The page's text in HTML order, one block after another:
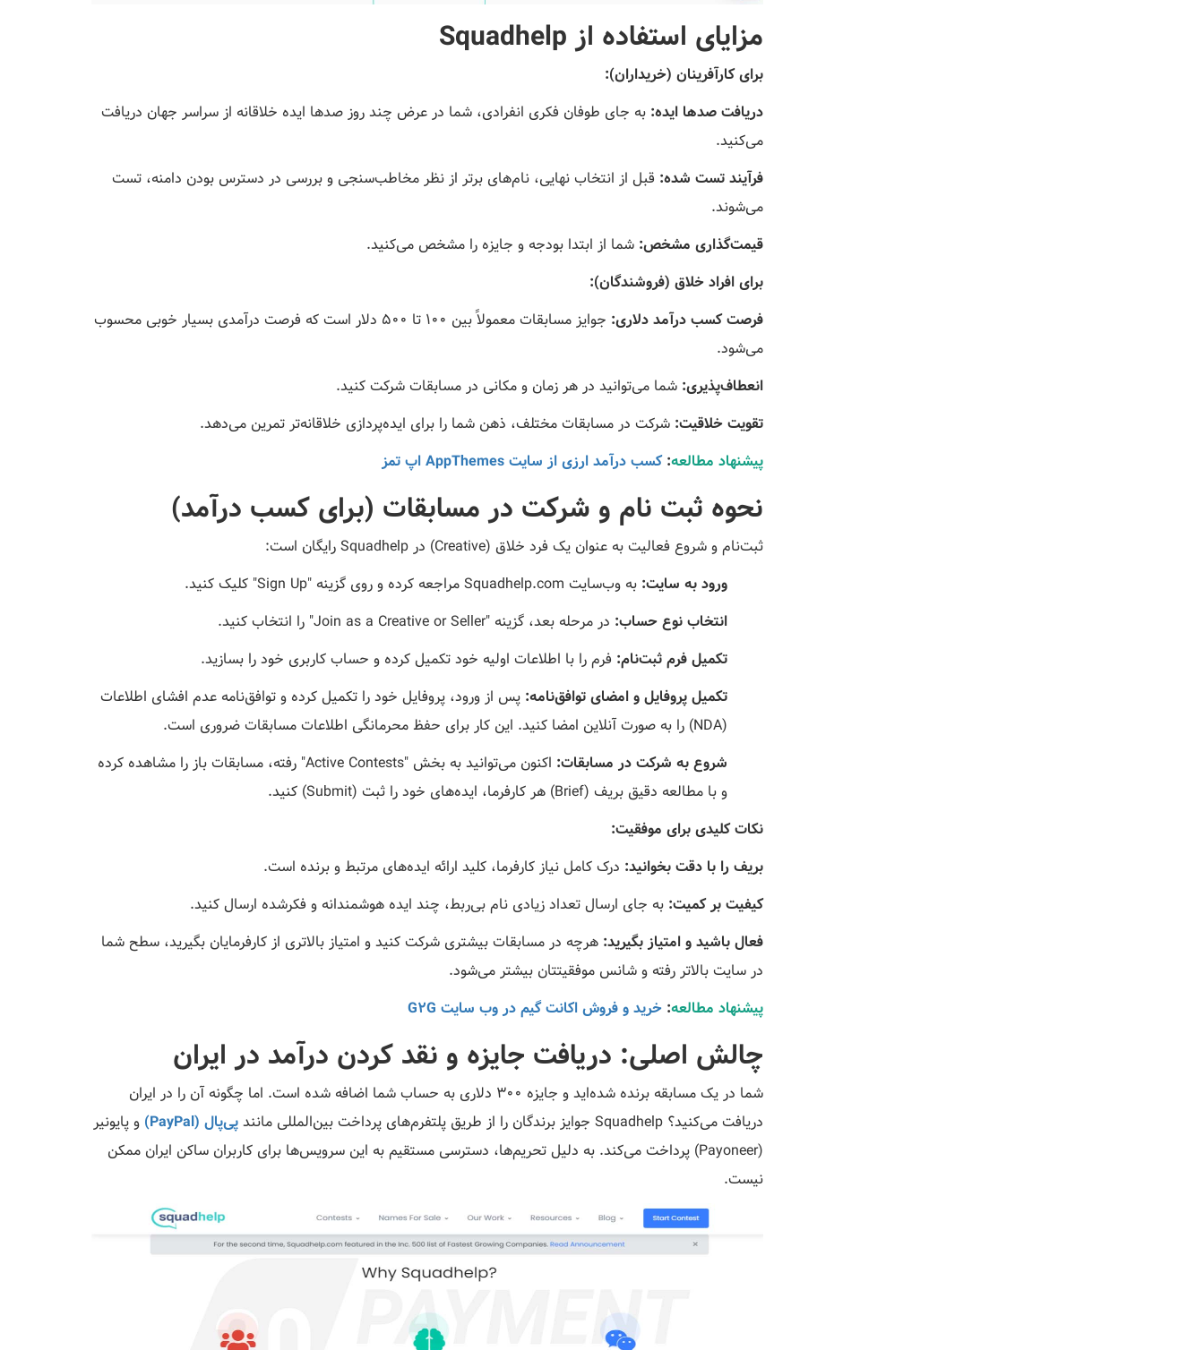
مزایای استفاده از Squadhelp
برای کارآفرینان (خریداران):
دریافت صدها ایده: به جای طوفان فکری انفرادی، شما در عرض چند روز صدها ایده خلاقانه از سراسر جهان دریافت
می‌کنید.
فرآیند تست شده: قبل از انتخاب نهایی، نام‌های برتر از نظر مخاطب‌سنجی و بررسی در دسترس بودن دامنه، تست
می‌شوند.
قیمت‌گذاری مشخص: شما از ابتدا بودجه و جایزه را مشخص می‌کنید.
برای افراد خلاق (فروشندگان):
فرصت کسب درآمد دلاری:
جوایز مسابقات معمولاً بین ۱۰۰ تا ۵۰۰ دلار است که فرصت درآمدی بسیار خوبی محسوب
می‌شود.
انعطاف‌پذیری: شما می‌توانید در هر زمان و مکانی در مسابقات شرکت کنید.
تقویت خلاقیت: شرکت در مسابقات مختلف، ذهن شما را برای ایده‌پردازی خلاقانه‌تر تمرین می‌دهد.
پیشنهاد مطالعه:کسب درآمد ارزی از سایت AppThemes اپ تمز
نحوه ثبت نام و شرکت در مسابقات (برای کسب درآمد)
ثبت‌نام و شروع فعالیت به عنوان یک فرد خلاق (Creative) در Squadhelp رایگان است:
ورود به سایت: به وب‌سایت Squadhelp.com مراجعه کرده و روی گزینه "Sign Up" کلیک کنید.
انتخاب نوع حساب: در مرحله بعد، گزینه "Join as a Creative or Seller" را انتخاب کنید.
تکمیل فرم ثبت‌نام: فرم را با اطلاعات اولیه خود تکمیل کرده و حساب کاربری خود را بسازید.
تکمیل پروفایل و امضای توافق‌نامه: پس از ورود، پروفایل خود را تکمیل کرده و توافق‌نامه عدم افشای اطلاعات
(NDA) را به صورت آنلاین امضا کنید. این کار برای حفظ محرمانگی اطلاعات مسابقات ضروری است.
شروع به شرکت در مسابقات:
اکنون می‌توانید به بخش "Active Contests" رفته، مسابقات باز را مشاهده کرده
و با مطالعه دقیق بریف (Brief) هر کارفرما، ایده‌های خود را ثبت (Submit) کنید.
نکات کلیدی برای موفقیت:
بریف را با دقت بخوانید: درک کامل نیاز کارفرما، کلید ارائه ایده‌های مرتبط و برنده است.
کیفیت بر کمیت: به جای ارسال تعداد زیادی نام بی‌ربط، چند ایده هوشمندانه و فکرشده ارسال کنید.
فعال باشید و امتیاز بگیرید: هرچه در مسابقات بیشتری شرکت کنید و امتیاز بالاتری از کارفرمایان بگیرید، سطح شما
در سایت بالاتر رفته و شانس موفقیتتان بیشتر می‌شود.
پیشنهاد مطالعه: خرید و فروش اکانت گیم در وب سایت G2G
چالش اصلی: دریافت جایزه و نقد کردن درآمد در ایران
شما در یک مسابقه برنده شده‌اید و جایزه ۳۰۰ دلاری به حساب شما اضافه شده است. اما چگونه آن را در ایران
دریافت می‌کنید؟ Squadhelp جوایز برندگان را از طریق پلتفرم‌های پرداخت بین‌المللی مانند
پی‌پال (PayPal)
و پایونیر
(Payoneer) پرداخت می‌کند. به دلیل تحریم‌ها، دسترسی مستقیم به این سرویس‌ها برای کاربران ساکن ایران ممکن
نیست.